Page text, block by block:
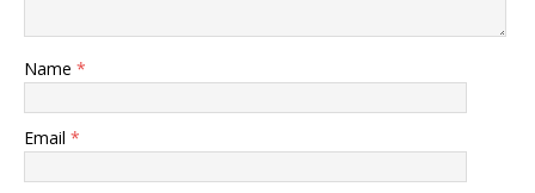
Name *
Email *